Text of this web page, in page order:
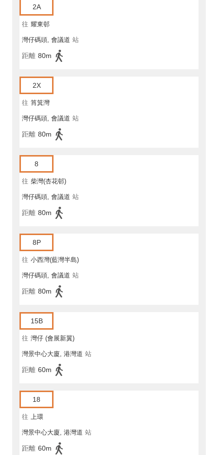
2A
往 耀東邨
灣仔碼頭, 會議道 站
距離 80m
2X
往 筲箕灣
灣仔碼頭, 會議道 站
距離 80m
8
往 柴灣(杏花邨)
灣仔碼頭, 會議道 站
距離 80m
8P
往 小西灣(藍灣半島)
灣仔碼頭, 會議道 站
距離 80m
15B
往 灣仔 (會展新翼)
灣景中心大廈, 港灣道 站
距離 60m
18
往 上環
灣景中心大廈, 港灣道 站
距離 60m